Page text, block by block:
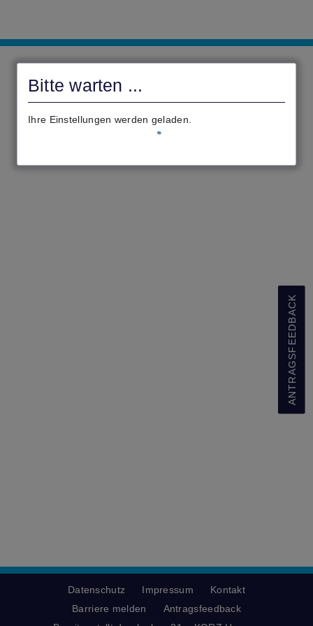
Bitte warten ...
Ihre Einstellungen werden geladen.
ANTRAGSFEEDBACK
Datenschutz Impressum
Kontakt
Barriere melden
Antragsfeedback